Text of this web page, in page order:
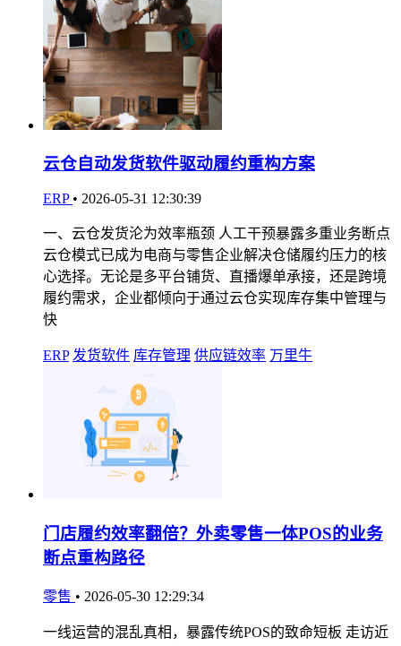
云仓自动发货软件驱动履约重构方案
ERP • 2026-05-31 12:30:39
一、云仓发货沦为效率瓶颈 人工干预暴露多重业务断点
云仓模式已成为电商与零售企业解决仓储履约压力的核
心选择。无论是多平台铺货、直播爆单承接，还是跨境
履约需求，企业都倾向于通过云仓实现库存集中管理与
快
ERP 发货软件 库存管理 供应链效率 万里牛
门店履约效率翻倍？外卖零售一体POS的业务
断点重构路径
零售 • 2026-05-30 12:29:34
一线运营的混乱真相，暴露传统POS的致命短板 走访近